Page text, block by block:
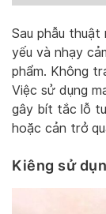
Sau phẫu
yếu và nhạy
phẩm. Không
Việc sử dụng
gây bít tắc lỗ
hoặc cản trở
Kiêng sử